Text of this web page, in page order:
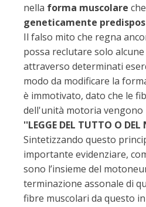
nella forma muscolare
geneticamente
Il falso mito che regna
possa reclutare solo
attraverso determinati
modo da modificare la
è immotivato, dato che le
dell'unità motoria vengono
''LEGGE DEL TUTTO O
Sintetizzando questo
importante evidenziare,
sono l’insieme del
terminazione assonale di
fibre muscolari da questo